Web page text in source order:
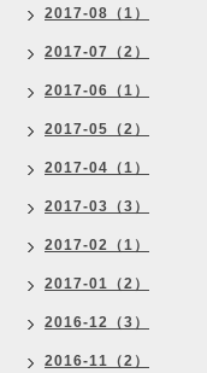
2017-08（1）
2017-07（2）
2017-06（1）
2017-05（2）
2017-04（1）
2017-03（3）
2017-02（1）
2017-01（2）
2016-12（3）
2016-11（2）